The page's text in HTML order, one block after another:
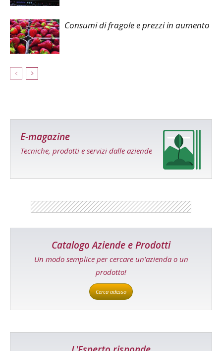
Consumi di fragole e prezzi in aumento
E-magazine
Tecniche, prodotti e servizi dalle aziende
Catalogo Aziende e Prodotti
Un modo semplice per cercare un'azienda o un
prodotto!
Cerca adesso